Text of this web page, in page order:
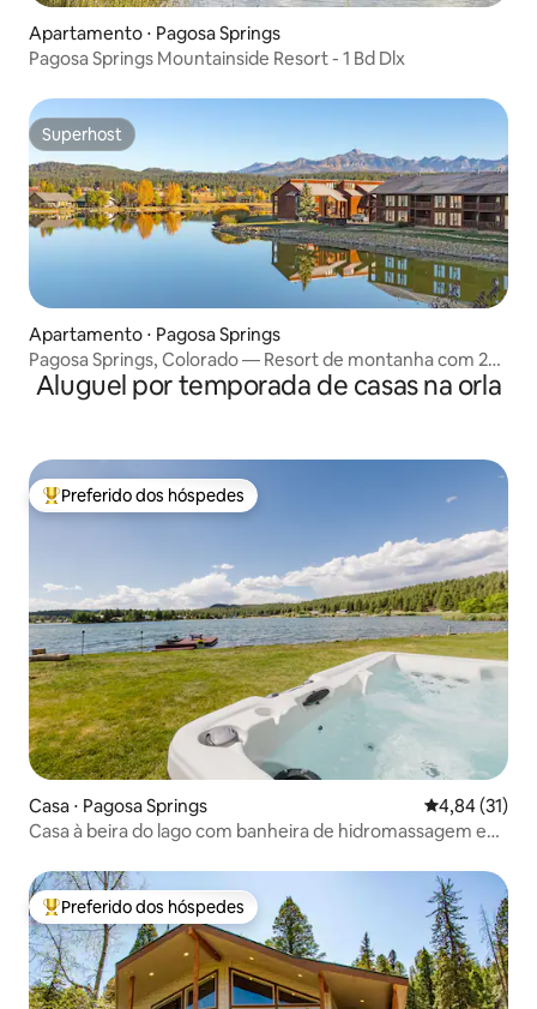
Apartamento ⋅ Pagosa Springs
Pagosa Springs Mountainside Resort - 1 Bd Dlx
Superhost
Superhost
Apartamento ⋅ Pagosa Springs
Pagosa Springs, Colorado — Resort de montanha com 2
camas LO
Aluguel por temporada de casas na orla
Entre os melhores preferidos dos hóspedes
Preferido dos hóspedes
Casa ⋅ Pagosa Springs 4,84 de uma
4,84 (31)
Casa à beira do lago com banheira de hidromassagem e
Entre os melhores preferidos dos hóspedes
Preferido dos hóspedes